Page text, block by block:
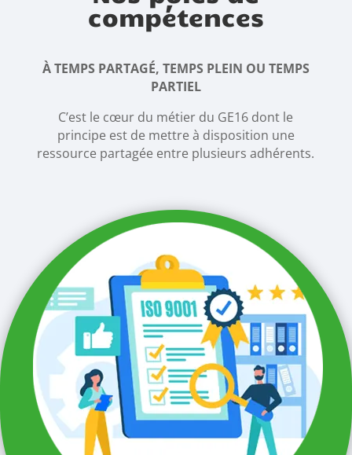
compétences
À TEMPS PARTAGÉ, TEMPS PLEIN OU TEMPS
PARTIEL
C’est le cœur du métier du GE16 dont le
principe est de mettre à disposition une
ressource partagée entre plusieurs adhérents.